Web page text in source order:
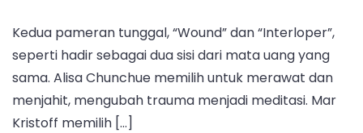
Kedua pameran tunggal, “Wound” dan “Interloper”,
seperti hadir sebagai dua sisi dari mata uang yang
sama. Alisa Chunchue memilih untuk merawat dan
menjahit, mengubah trauma menjadi meditasi. Mar
Kristoff memilih […]